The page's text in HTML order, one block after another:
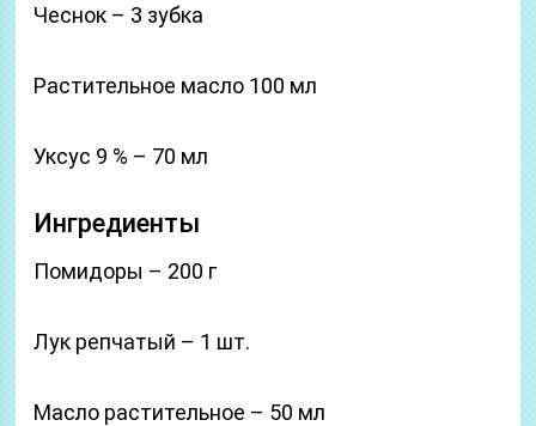
Чеснок – 3 зубка
Растительное масло 100 мл
Уксус 9 % – 70 мл
Ингредиенты
Помидоры – 200 г
Лук репчатый – 1 шт.
Масло растительное – 50 мл